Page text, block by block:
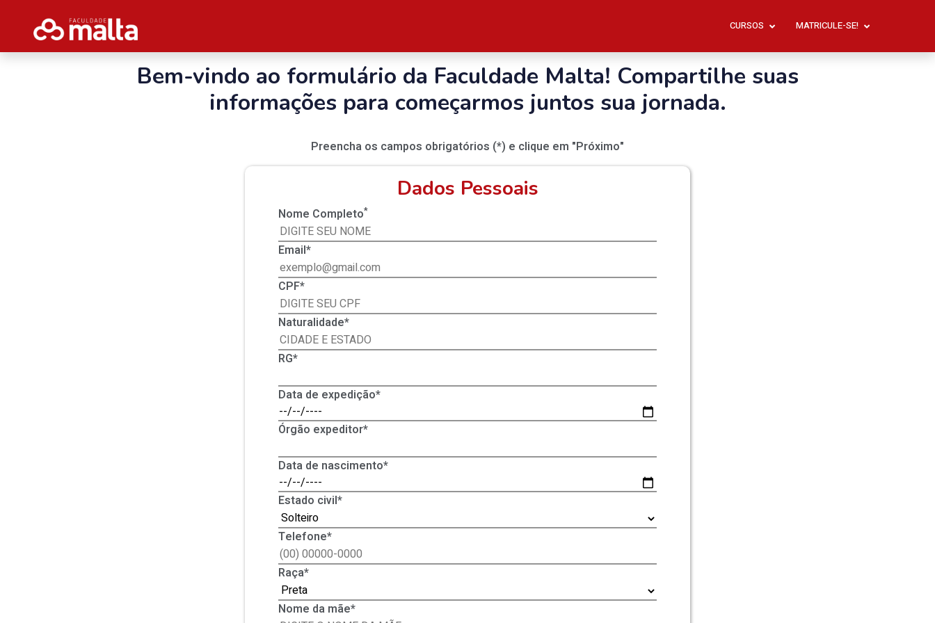
CURSOS MATRICULE-SE!
Bem-vindo ao formulário da Faculdade Malta! Compartilhe suas
informações para começarmos juntos sua jornada.
Preencha os campos obrigatórios (*) e clique em "Próximo"
Dados Pessoais
Nome Completo*
Email*
CPF*
Naturalidade*
RG*
Data de expedição*
Órgão expeditor*
Data de nascimento*
Estado civil*
Telefone*
Raça*
Nome da mãe*